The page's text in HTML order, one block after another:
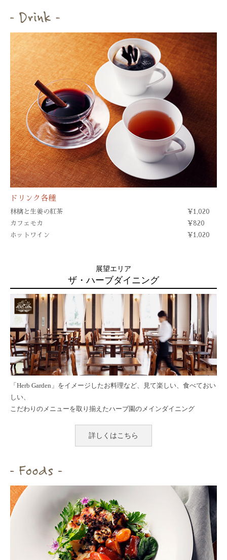
ドリンク各種
林檎と生姜の紅茶
¥1,020
カフェモカ
¥820
ホットワイン
¥1,020
展望エリア
ザ・ハーブダイニング
「Herb Garden」をイメージしたお料理など、見て楽しい、食べておい
しい、
こだわりのメニューを取り揃えたハーブ園のメインダイニング
詳しくはこちら